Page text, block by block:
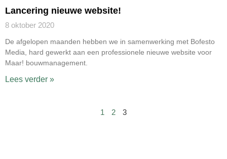
Lancering nieuwe website!
8 oktober 2020
De afgelopen maanden hebben we in samenwerking met Bofesto
Media, hard gewerkt aan een professionele nieuwe website voor
Maar! bouwmanagement.
Lees verder »
1 2 3